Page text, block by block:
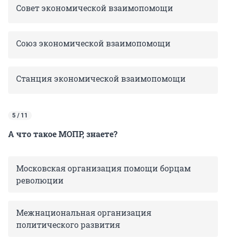
Совет экономической взаимопомощи
Союз экономической взаимопомощи
Станция экономической взаимопомощи
5 / 11
А что такое МОПР, знаете?
Московская организация помощи борцам
революции
Межнациональная организация
политического развития